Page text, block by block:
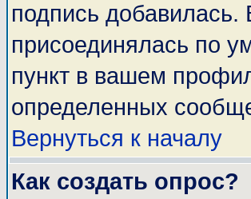
подпись
присоединялась по
пункт в вашем
определенных
Вернуться к началу
Как создать опрос?